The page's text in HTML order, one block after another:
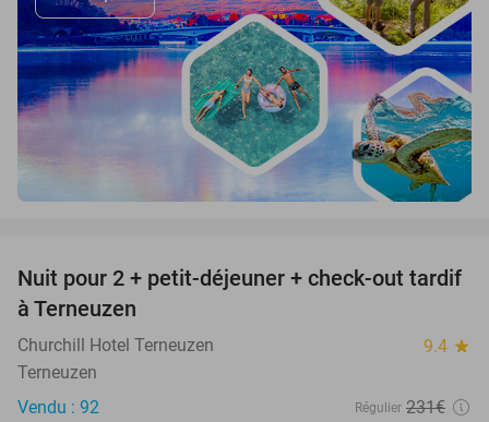
36%
Nuit pour 2 + petit-déjeuner + check-out tardif
à Terneuzen
Churchill Hotel Terneuzen 9.4 star
Terneuzen
Vendu : 92
Régulier 231€